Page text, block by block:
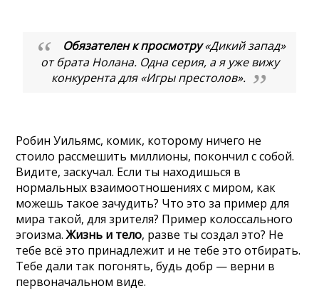
Обязателен к просмотру«Дикий запад»
от брата Нолана. Одна серия, а я уже вижу
конкурента для «Игры престолов».
Робин Уильямс, комик, которому ничего не
стоило рассмешить миллионы, покончил с собой.
Видите, заскучал. Если ты находишься в
нормальных взаимоотношениях с миром, как
можешь такое зачудить? Что это за пример для
мира такой, для зрителя? Пример колоссального
эгоизма.Жизнь и тело, разве ты создал это? Не
тебе всё это принадлежит и не тебе это отбирать.
Тебе дали так погонять, будь добр — верни в
первоначальном виде.